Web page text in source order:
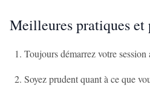
Meilleures pratiques et
Toujours démarrez votre
Soyez prudent quant à ce que